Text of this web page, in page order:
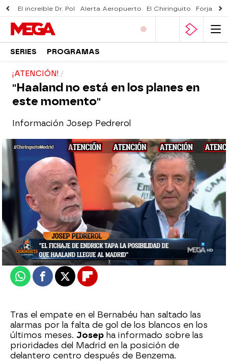
El increíble Dr. Pol Alerta Aeropuerto El Chiringuito Forjado
SERIES PROGRAMAS
¡ATENCIÓN!
"Haaland no está en los planes en
este momento"
Información Josep Pedrerol
El Chiringuito
Actualizado:30 de enero de 2023, 06:00
Publicado:30 de enero de 2023, 03:07
WhatsappFacebook
X Flipboard
Tras el empate en el Bernabéu han saltado las
alarmas por la falta de gol de los blancos en los
últimos meses. Josep ha informado sobre las
prioridades del Madrid en la posición de
delantero centro después de Benzema.